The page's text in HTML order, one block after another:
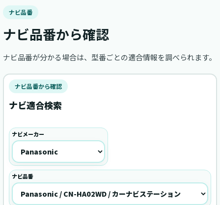
ナビ品番
ナビ品番から確認
ナビ品番が分かる場合は、型番ごとの適合情報を調べられます。
ナビ品番から確認
ナビ適合検索
ナビメーカー
ナビ品番